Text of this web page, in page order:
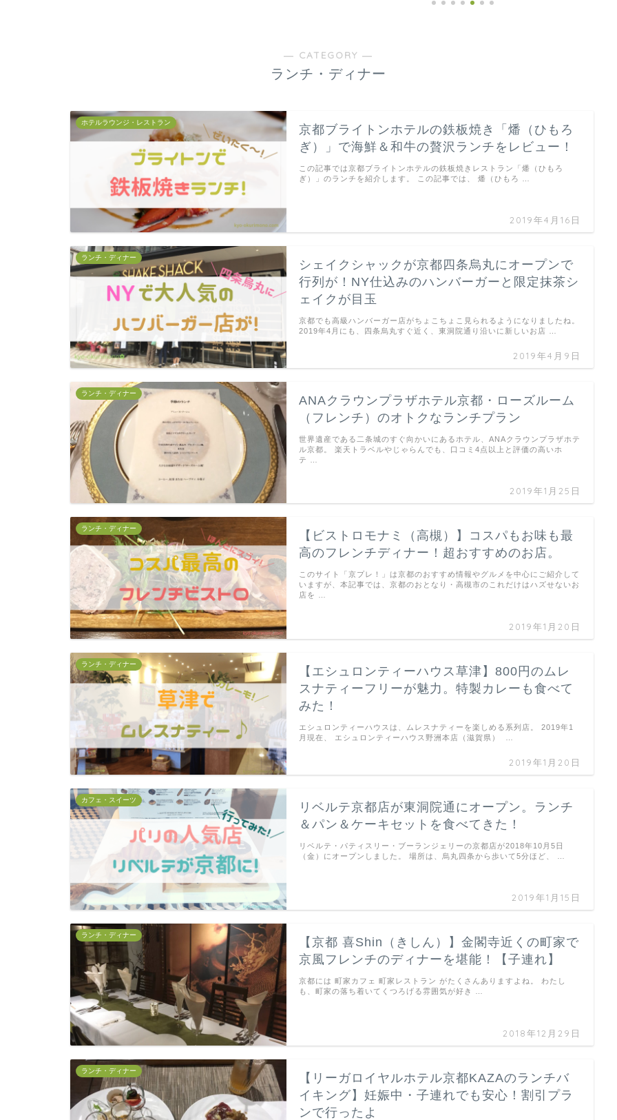
― CATEGORY ―
ランチ・ディナー
ホテルラウンジ・レストラン
京都ブライトンホテルの鉄板焼き「燔（ひもろ
ぎ）」で海鮮＆和牛の贅沢ランチをレビュー！
2019年4月16日
この記事では京都ブライトンホテルの鉄板焼きレストラン「燔（ひもろ
ぎ）」のランチを紹介します。 この記事では、 燔（ひもろ …
ランチ・ディナー
シェイクシャックが京都四条烏丸にオープンで
行列が！NY仕込みのハンバーガーと限定抹茶シ
ェイクが目玉
2019年4月9日
京都でも高級ハンバーガー店がちょこちょこ見られるようになりましたね。
2019年4月にも、四条烏丸すぐ近く、東洞院通り沿いに新しいお店 …
ランチ・ディナー
ANAクラウンプラザホテル京都・ローズルーム
（フレンチ）のオトクなランチプラン
2019年1月25日
世界遺産である二条城のすぐ向かいにあるホテル、ANAクラウンプラザホテ
ル京都。 楽天トラベルやじゃらんでも、口コミ4点以上と評価の高いホ
テ …
ランチ・ディナー
【ビストロモナミ（高槻）】コスパもお味も最
高のフレンチディナー！超おすすめのお店。
2019年1月20日
このサイト「京プレ！」は京都のおすすめ情報やグルメを中心にご紹介して
いますが、本記事では、京都のおとなり・高槻市のこれだけはハズせないお
店を …
ランチ・ディナー
【エシュロンティーハウス草津】800円のムレ
スナティーフリーが魅力。特製カレーも食べて
みた！
2019年1月20日
エシュロンティーハウスは、ムレスナティーを楽しめる系列店。 2019年1
月現在、 エシュロンティーハウス野洲本店（滋賀県） …
カフェ・スイーツ
リベルテ京都店が東洞院通にオープン。ランチ
＆パン＆ケーキセットを食べてきた！
2019年1月15日
リベルテ・パティスリー・ブーランジェリーの京都店が2018年10月5日
（金）にオープンしました。 場所は、烏丸四条から歩いて5分ほど、 …
ランチ・ディナー
【京都 喜Shin（きしん）】金閣寺近くの町家で
京風フレンチのディナーを堪能！【子連れ】
2018年12月29日
京都には 町家カフェ 町家レストラン がたくさんありますよね。 わたし
も、町家の落ち着いてくつろげる雰囲気が好き …
ランチ・ディナー
【リーガロイヤルホテル京都KAZAのランチバ
イキング】妊娠中・子連れでも安心！割引プラ
ンで行ったよ